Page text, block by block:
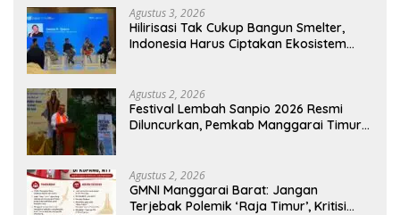
Agustus 3, 2026
Hilirisasi Tak Cukup Bangun Smelter,
Indonesia Harus Ciptakan Ekosistem
Agustus 2, 2026
Festival Lembah Sanpio 2026 Resmi
Diluncurkan, Pemkab Manggarai Timur
Agustus 2, 2026
GMNI Manggarai Barat: Jangan
Terjebak Polemik ‘Raja Timur’, Kritisi